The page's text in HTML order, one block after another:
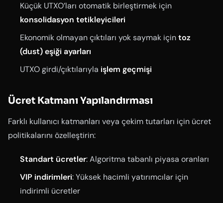
Küçük UTXO’ları otomatik birleştirmek için
konsolidasyon tetikleyicileri
Ekonomik olmayan çıktıları yok saymak içintoz
(dust) eşiği ayarları
UTXO girdi/çıktılarıyla işlem geçmişi
Ücret Katmanı Yapılandırması
Farklı kullanıcı katmanları veya çekim tutarları için ücret
politikalarını özelleştirin:
Standart ücretler: Algoritma tabanlı piyasa oranları
VIP indirimleri: Yüksek hacimli yatırımcılar için
indirimli ücretler